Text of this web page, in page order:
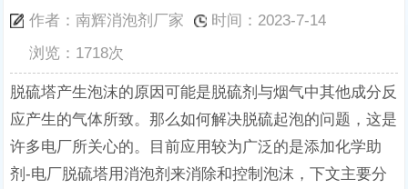
作者：南辉消泡剂厂家
时间：2023-7-14
浏览：1718次
脱硫塔产生泡沫的原因可能是脱硫剂与烟气中其他成分反
应产生的气体所致。那么如何解决脱硫起泡的问题，这是
许多电厂所关心的。目前应用较为广泛的是添加化学助
剂-电厂脱硫塔用消泡剂来消除和控制泡沫，下文主要分